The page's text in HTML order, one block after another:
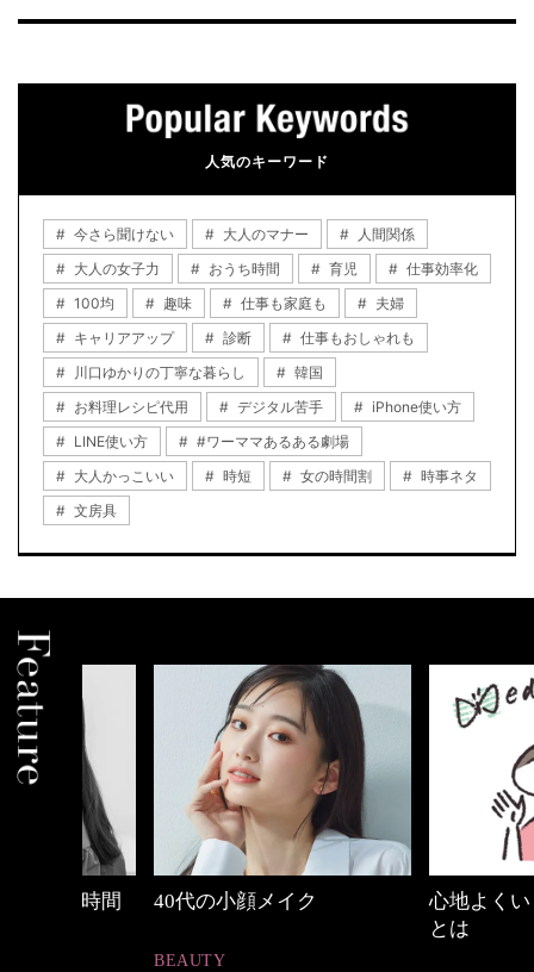
人気のキーワード
今さら聞けない 大人のマナー
人間関係
大人の女子力
おうち時間 育児
仕事効率化
100均
趣味 仕事も家庭も
夫婦
キャリアアップ
診断
仕事もおしゃれも
川口ゆかりの丁寧な暮らし
韓国
お料理レシピ代用
デジタル苦手
iPhone使い方
LINE使い方
#ワーママあるある劇場
大人かっこいい
時短 女の時間割
時事ネタ
文房具
40代の小顔メイク
BEAUTY
心地よくいられる